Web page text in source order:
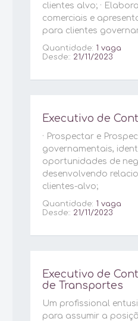
clientes alvo; ·
comerciais e
para clientes
Quantidade: 1 vaga
Desde:: 21/11/2023
Executivo de
· Prospectar e
governamentais,
oportunidades de
desenvolvendo
clientes-alvo;
Quantidade: 1 vaga
Desde:: 21/11/2023
Executivo de
de Transportes
Um profissional
para assumir a